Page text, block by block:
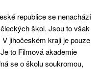
republice se nenachází
škol. Jsou to však
jihočeském kraji je pouze
to Filmová akademie
se o školu soukromou,